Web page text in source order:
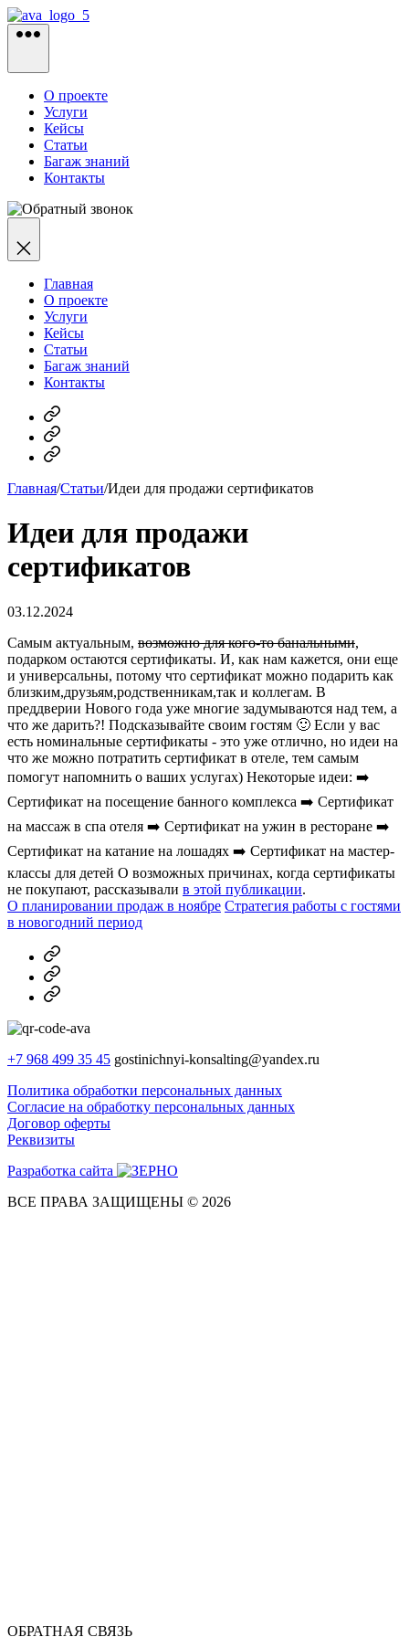
Перейти
к
О проекте
Услуги
Кейсы
Статьи
Багаж знаний
Контакты
Главная
О проекте
Услуги
Кейсы
Статьи
Багаж знаний
Контакты
MAX
Telegram
Dzen
Главная/Статьи/Идеи для продажи сертификатов
Идеи для продажи
сертификатов
03.12.2024
Самым актуальным, возможно для кого-то банальными,
подарком остаются сертификаты. И, как нам кажется, они еще
и универсальны, потому что сертификат можно подарить как
близким,друзьям,родственникам,так и коллегам. В
преддверии Нового года уже многие задумываются над тем, а
что же дарить?! Подсказывайте своим гостям 🙂 Если у вас
есть номинальные сертификаты - это уже отлично, но идеи на
что же можно потратить сертификат в отеле, тем самым
помогут напомнить о ваших услугах) Некоторые идеи: ➡️
Сертификат на посещение банного комплекса ➡️ Сертификат
на массаж в спа отеля ➡️ Сертификат на ужин в ресторане ➡️
Сертификат на катание на лошадях ➡️ Сертификат на мастер-
классы для детей О возможных причинах, когда сертификаты
не покупают, рассказывали в этой публикации.
О планировании продаж в ноябре Стратегия работы с гостями
в новогодний период
MAX
Telegram
Dzen
+7 968 499 35 45 gostinichnyi-konsalting@yandex.ru
Политика обработки персональных данных
Согласие на обработку персональных данных
Договор оферты
Реквизиты
Разработка сайта
ВСЕ ПРАВА ЗАЩИЩЕНЫ © 2026
ОБРАТНАЯ СВЯЗЬ